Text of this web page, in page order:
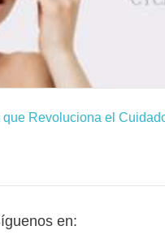
Revoluciona el
en: